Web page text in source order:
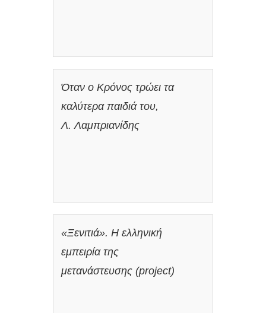
Όταν ο Κρόνος τρώει τα
καλύτερα παιδιά του,
Λ. Λαμπριανίδης
«Ξενιτιά». Η ελληνική
εμπειρία της
μετανάστευσης (project)